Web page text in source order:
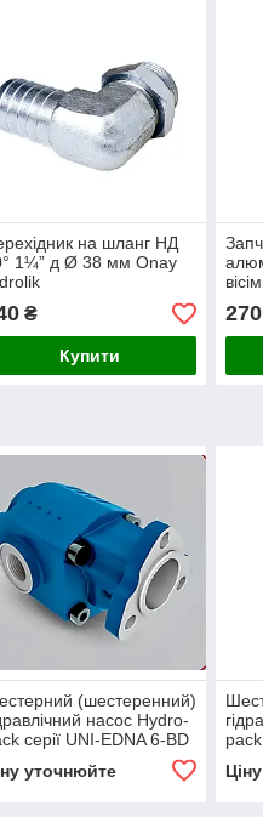
на шланг НД
1¼” д Ø 38 мм Onay
₴
Купити
270
(шестеренний)
насос Hydro-
серії UNI-EDNA 6-BD
уточнюйте